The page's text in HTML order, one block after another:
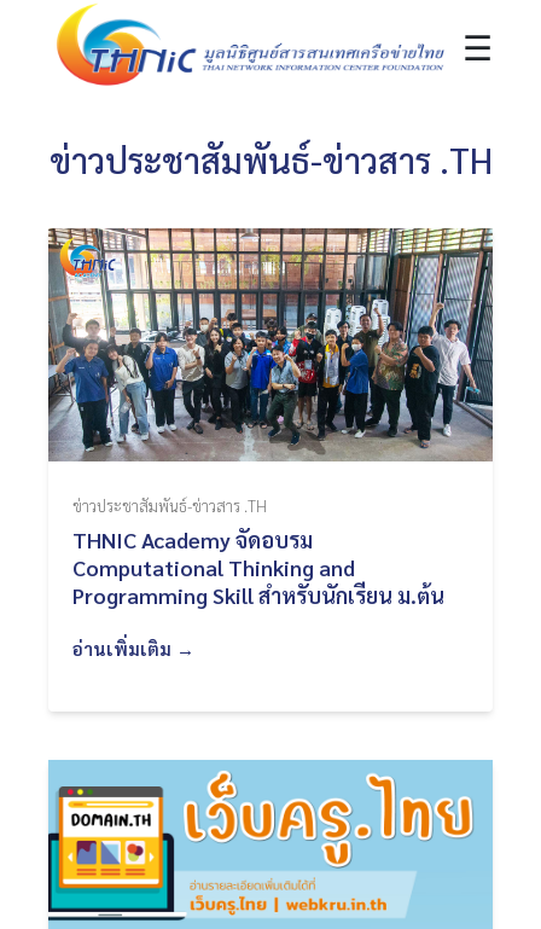
☰
ข่าวประชาสัมพันธ์-ข่าวสาร .TH
ข่าวประชาสัมพันธ์-ข่าวสาร .TH
THNIC Academy จัดอบรม
Computational Thinking and
Programming Skill สำหรับนักเรียน ม.ต้น
อ่านเพิ่มเติม →